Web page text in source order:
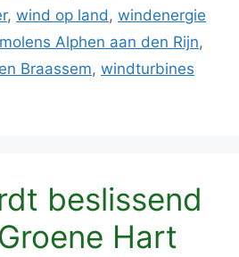
, wind op land, windenergie
Alphen aan den Rijn,
Braassem, windturbines
beslissend
Hart